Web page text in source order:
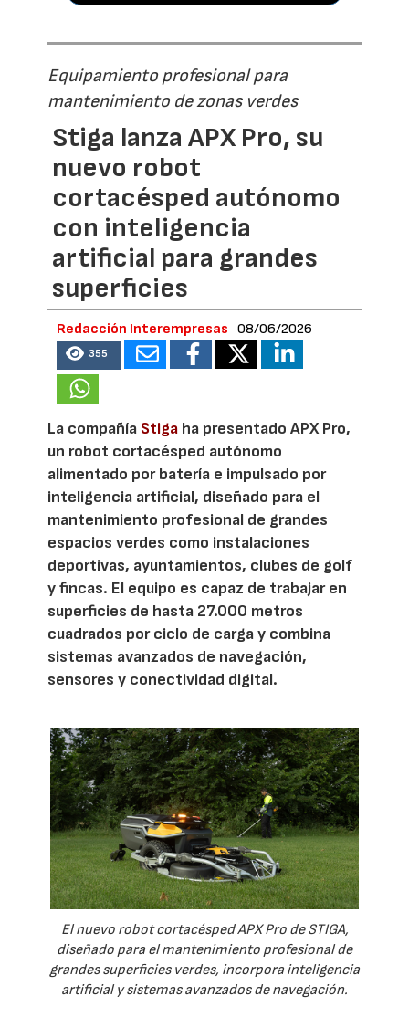
Equipamiento profesional para
mantenimiento de zonas verdes
Stiga lanza APX Pro, su
nuevo robot
cortacésped autónomo
con inteligencia
artificial para grandes
superficies
Redacción Interempresas 08/06/2026
355
La compañía Stiga ha presentado APX Pro,
un robot cortacésped autónomo
alimentado por batería e impulsado por
inteligencia artificial, diseñado para el
mantenimiento profesional de grandes
espacios verdes como instalaciones
deportivas, ayuntamientos, clubes de golf
y fincas. El equipo es capaz de trabajar en
superficies de hasta 27.000 metros
cuadrados por ciclo de carga y combina
sistemas avanzados de navegación,
sensores y conectividad digital.
El nuevo robot cortacésped APX Pro de STIGA,
diseñado para el mantenimiento profesional de
grandes superficies verdes, incorpora inteligencia
artificial y sistemas avanzados de navegación.